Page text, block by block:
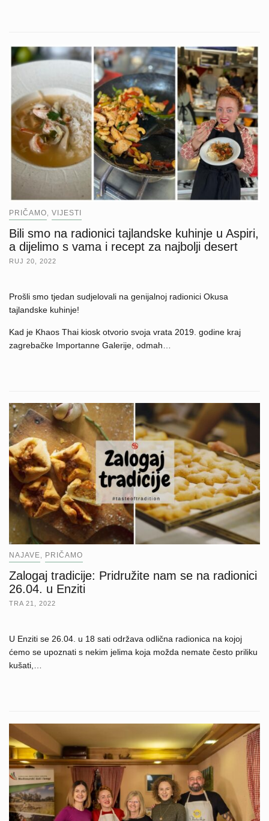
PRIČAMO VIJESTI
Bili smo na radionici tajlandske kuhinje u Aspiri,
a dijelimo s vama i recept za najbolji desert
RUJ 20, 2022
Prošli smo tjedan sudjelovali na genijalnoj radionici Okusa
tajlandske kuhinje!
Kad je Khaos Thai kiosk otvorio svoja vrata 2019. godine kraj
zagrebačke Importanne Galerije, odmah…
NAJAVE PRIČAMO
Zalogaj tradicije: Pridružite nam se na radionici
26.04. u Enziti
TRA 21, 2022
U Enziti se 26.04. u 18 sati održava odlična radionica na kojoj
ćemo se upoznati s nekim jelima koja možda nemate često priliku
kušati,…